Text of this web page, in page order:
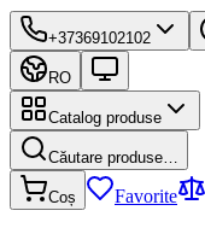
+37369102102
RO
Catalog produse
Căutare produse…
Coș Favorite